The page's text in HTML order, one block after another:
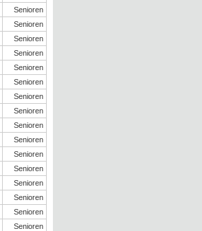
Senioren
Senioren
Senioren
Senioren
Senioren
Senioren
Senioren
Senioren
Senioren
Senioren
Senioren
Senioren
Senioren
Senioren
Senioren
Senioren